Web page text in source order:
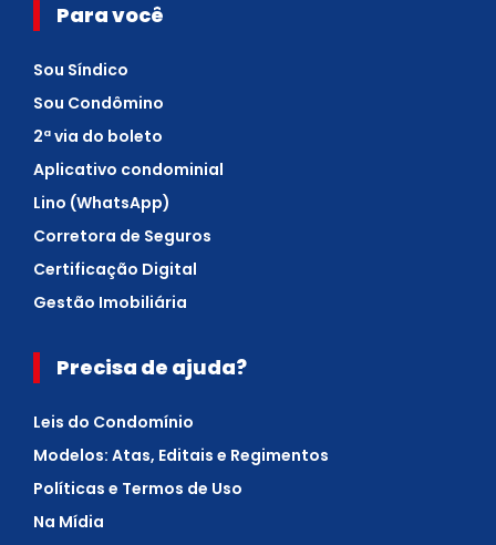
Para você
Sou Síndico
Sou Condômino
2ª via do boleto
Aplicativo condominial
Lino (WhatsApp)
Corretora de Seguros
Certificação Digital
Gestão Imobiliária
Precisa de ajuda?
Leis do Condomínio
Modelos: Atas, Editais e Regimentos
Políticas e Termos de Uso
Na Mídia